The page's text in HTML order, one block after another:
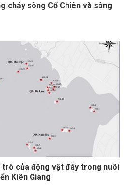
chảy sông Cổ Chiên và sông
trò của động vật đáy trong nuôi
Kiên Giang